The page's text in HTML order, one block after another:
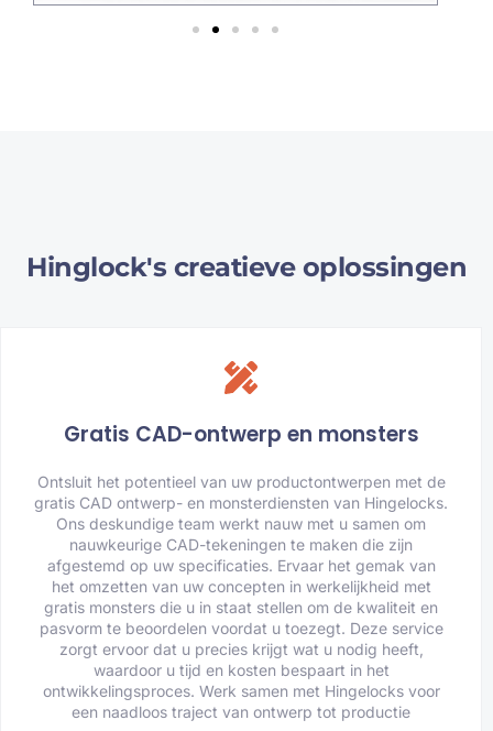
Hinglock's creatieve oplossingen
Gratis CAD-ontwerp en monsters
Ontsluit het potentieel van uw productontwerpen met de
gratis CAD ontwerp- en monsterdiensten van Hingelocks.
Ons deskundige team werkt nauw met u samen om
nauwkeurige CAD-tekeningen te maken die zijn
afgestemd op uw specificaties. Ervaar het gemak van
het omzetten van uw concepten in werkelijkheid met
gratis monsters die u in staat stellen om de kwaliteit en
pasvorm te beoordelen voordat u toezegt. Deze service
zorgt ervoor dat u precies krijgt wat u nodig heeft,
waardoor u tijd en kosten bespaart in het
ontwikkelingsproces. Werk samen met Hingelocks voor
een naadloos traject van ontwerp tot productie